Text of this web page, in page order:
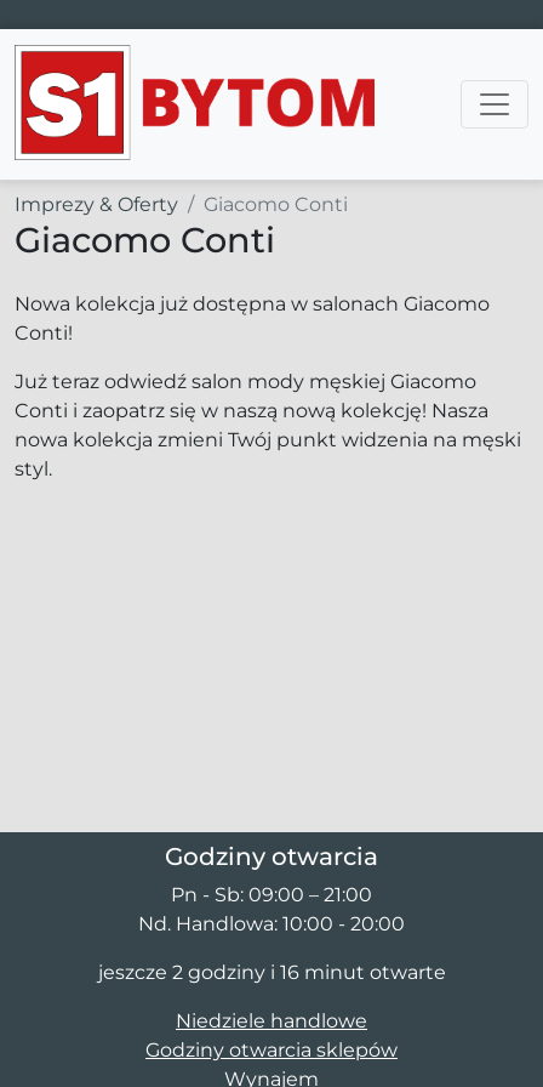
Main Navigation
Imprezy & Oferty Giacomo Conti
Giacomo Conti
Nowa kolekcja już dostępna w salonach Giacomo
Conti!
Już teraz odwiedź salon mody męskiej Giacomo
Conti i zaopatrz się w naszą nową kolekcję! Nasza
nowa kolekcja zmieni Twój punkt widzenia na męski
styl.
Godziny otwarcia
Pn - Sb: 09:00 – 21:00
Nd. Handlowa: 10:00 - 20:00
jeszcze 2 godziny i 16 minut otwarte
Niedziele handlowe
Godziny otwarcia sklepów
Wynajem